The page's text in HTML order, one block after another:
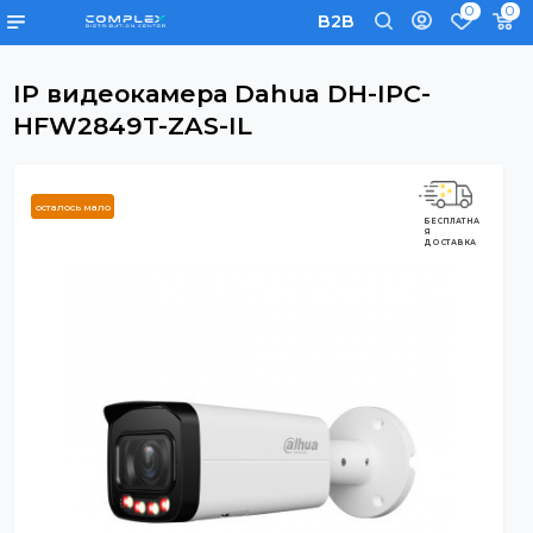
B2B
0
IP видеокамера Dahua DH-IPC-
HFW2849T-ZAS-IL
БЕСПЛАТНА